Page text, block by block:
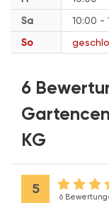
Sa
10:00 -
So
6
KG
5
6